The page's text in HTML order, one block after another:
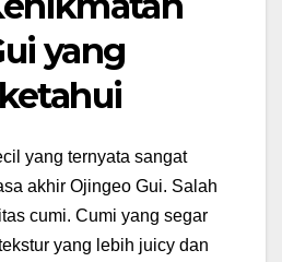
yang
yang ternyata sangat
akhir Ojingeo Gui. Salah
cumi. Cumi yang segar
yang lebih juicy dan